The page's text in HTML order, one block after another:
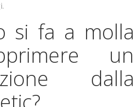
si fa a molla
un
dalla